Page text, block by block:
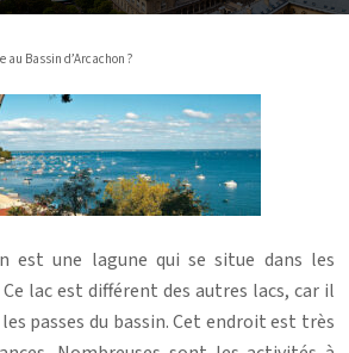
au Bassin d’Arcachon ?
est une lagune qui se situe dans les
Ce lac est différent des autres lacs, car il
passes du bassin. Cet endroit est très